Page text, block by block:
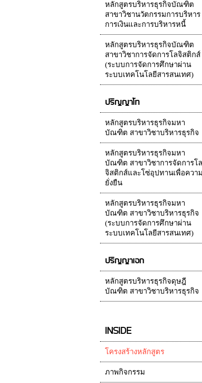
หลักสูตรบริหารธุรกิจบัณฑิต
สาขาวิชานวัตกรรมการบริหาร
การเงินและการบริหารหนี้
หลักสูตรบริหารธุรกิจบัณฑิต
สาขาวิชาการจัดการโลจิสติกส์
(ระบบการจัดการศึกษาผ่าน
ระบบเทคโนโลยีสารสนเทศ)
ปริญญาโท
หลักสูตรบริหารธุรกิจมหา
บัณฑิต สาขาวิชาบริหารธุรกิจ
หลักสูตรบริหารธุรกิจมหา
บัณฑิต สาขาวิชาการจัดการโล
จิสติกส์และโซ่อุปทานเพื่อความ
ยั่งยืน
หลักสูตรบริหารธุรกิจมหา
บัณฑิต สาขาวิชาบริหารธุรกิจ
(ระบบการจัดการศึกษาผ่าน
ระบบเทคโนโลยีสารสนเทศ)
ปริญญาเอก
หลักสูตรบริหารธุรกิจดุษฎี
บัณฑิต สาขาวิชาบริหารธุรกิจ
INSIDE
โครงสร้างหลักสูตร
ภาพกิจกรรม